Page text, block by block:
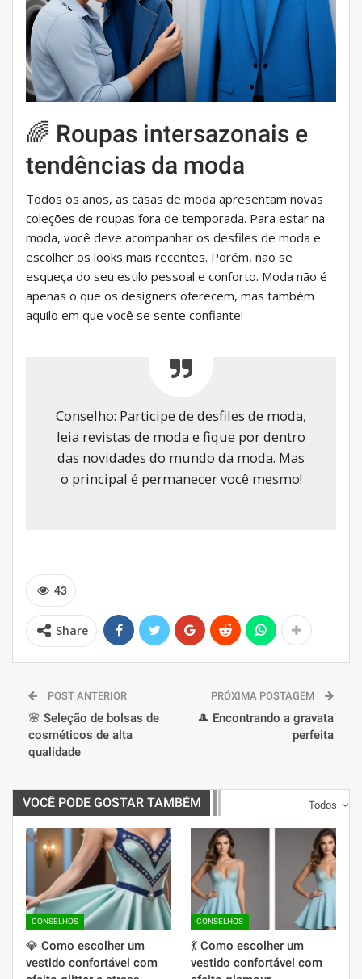
🌈 Roupas intersazonais e
tendências da moda
Todos os anos, as casas de moda apresentam novas
coleções de roupas fora de temporada. Para estar na
moda, você deve acompanhar os desfiles de moda e
escolher os looks mais recentes. Porém, não se
esqueça do seu estilo pessoal e conforto. Moda não é
apenas o que os designers oferecem, mas também
aquilo em que você se sente confiante!
Conselho: Participe de desfiles de moda,
leia revistas de moda e fique por dentro
das novidades do mundo da moda. Mas
o principal é permanecer você mesmo!
43
Share
POST ANTERIOR
🌸 Seleção de bolsas de
cosméticos de alta
qualidade
PRÓXIMA POSTAGEM
🎩 Encontrando a gravata
perfeita
Todos
VOCÊ PODE GOSTAR TAMBÉM
CONSELHOS
💎 Como escolher um
vestido confortável com
CONSELHOS
💃 Como escolher um
vestido confortável com